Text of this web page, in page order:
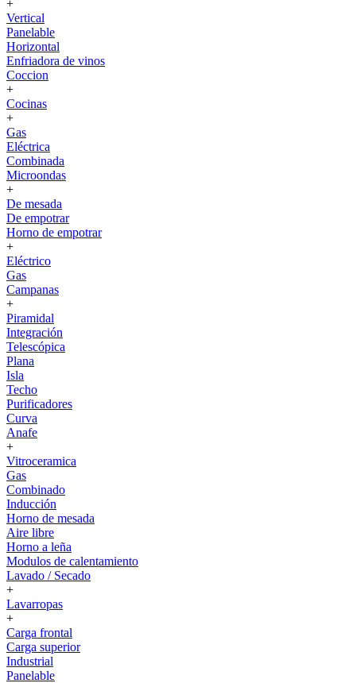
+
Vertical
Panelable
Horizontal
Enfriadora de vinos
Coccion
+
Cocinas
+
Gas
Eléctrica
Combinada
Microondas
+
De mesada
De empotrar
Horno de empotrar
+
Eléctrico
Gas
Campanas
+
Piramidal
Integración
Telescópica
Plana
Isla
Techo
Purificadores
Curva
Anafe
+
Vitroceramica
Gas
Combinado
Inducción
Horno de mesada
Aire libre
Horno a leña
Modulos de calentamiento
Lavado / Secado
+
Lavarropas
+
Carga frontal
Carga superior
Industrial
Panelable